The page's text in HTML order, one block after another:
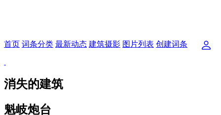
首页 词条分类 最新动态 建筑摄影 图片列表 创建词条
消失的建筑
魁岐炮台